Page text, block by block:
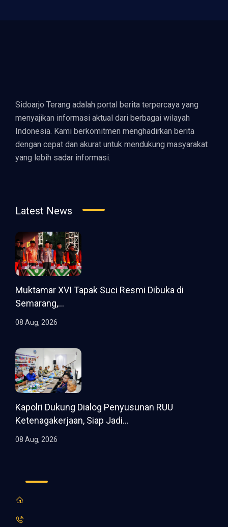
Sidoarjo Terang adalah portal berita terpercaya yang
menyajikan informasi aktual dari berbagai wilayah
Indonesia. Kami berkomitmen menghadirkan berita
dengan cepat dan akurat untuk mendukung masyarakat
yang lebih sadar informasi.
Latest News
Muktamar XVI Tapak Suci Resmi Dibuka di
Semarang,...
08 Aug, 2026
Kapolri Dukung Dialog Penyusunan RUU
Ketenagakerjaan, Siap Jadi...
08 Aug, 2026